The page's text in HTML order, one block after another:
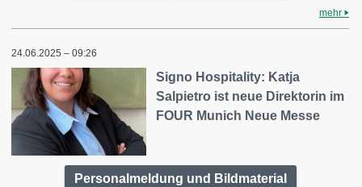
mehr
24.06.2025 – 09:26
Signo Hospitality: Katja
Salpietro ist neue Direktorin im
FOUR Munich Neue Messe
Personalmeldung und Bildmaterial